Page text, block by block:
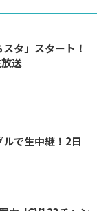
タ」スタート！
送
で生中継！2日